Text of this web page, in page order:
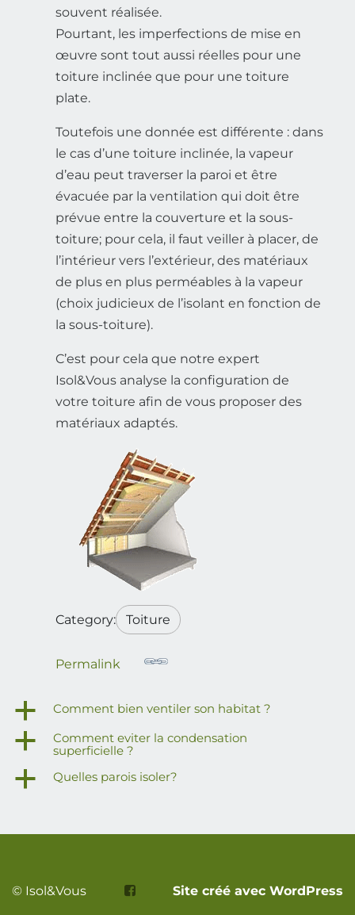
souvent réalisée.
Pourtant, les imperfections de mise en
œuvre sont tout aussi réelles pour une
toiture inclinée que pour une toiture
plate.
Toutefois une donnée est différente : dans
le cas d’une toiture inclinée, la vapeur
d’eau peut traverser la paroi et être
évacuée par la ventilation qui doit être
prévue entre la couverture et la sous-
toiture; pour cela, il faut veiller à placer, de
l’intérieur vers l’extérieur, des matériaux
de plus en plus perméables à la vapeur
(choix judicieux de l’isolant en fonction de
la sous-toiture).
C’est pour cela que notre expert
Isol&Vous analyse la configuration de
votre toiture afin de vous proposer des
matériaux adaptés.
Category: Toiture
Permalink
a Comment bien ventiler son habitat ?
a
Comment eviter la condensation
superficielle ?
a Quelles parois isoler?
© Isol&Vous Site créé avec WordPress